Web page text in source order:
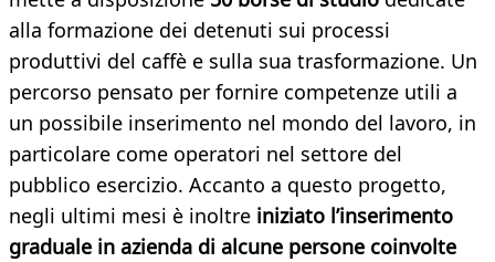
alla formazione dei detenuti sui processi
produttivi del caffè e sulla sua trasformazione. Un
percorso pensato per fornire competenze utili a
un possibile inserimento nel mondo del lavoro, in
particolare come operatori nel settore del
pubblico esercizio. Accanto a questo progetto,
negli ultimi mesi è inoltre iniziato l’inserimento
graduale in azienda di alcune persone coinvolte